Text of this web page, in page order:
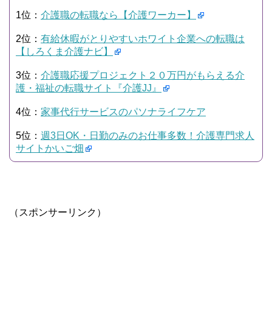
1位： 介護職の転職なら【介護ワーカー】
2位： 有給休暇がとりやすいホワイト企業への転職は
【しろくま介護ナビ】
3位： 介護職応援プロジェクト２０万円がもらえる介
護・福祉の転職サイト『介護JJ』
4位： 家事代行サービスのパソナライフケア
5位： 週3日OK・日勤のみのお仕事多数！介護専門求人
サイトかいご畑
（スポンサーリンク）